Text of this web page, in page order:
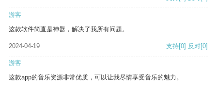
游客
这款软件简直是神器，解决了我所有问题。
2024-04-19 支持[0] 反对[0]
游客
这款app的音乐资源非常优质，可以让我尽情享受音乐的魅力。